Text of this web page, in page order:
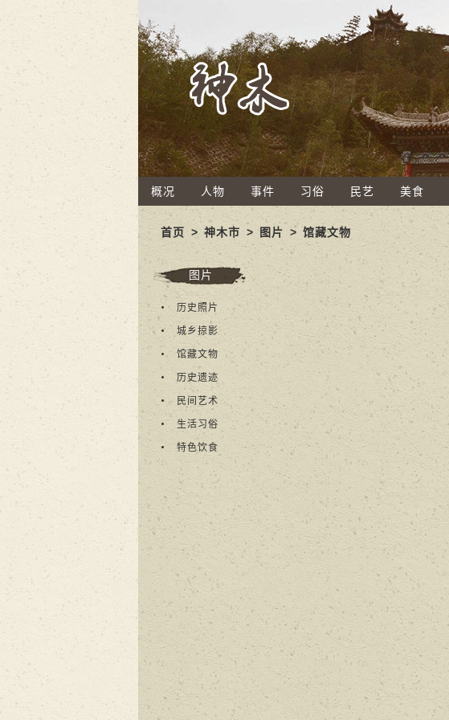
概况 人物 事件 习俗 民艺 美食
首页 >神木市 > 图片 > 馆藏文物
图片
历史照片
城乡掠影
馆藏文物
历史遗迹
民间艺术
生活习俗
特色饮食